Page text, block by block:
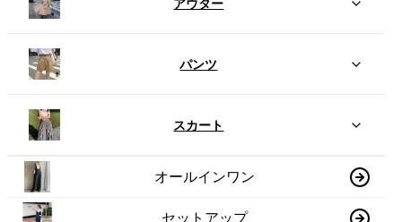
アウター
パンツ
スカート
オールインワン
セットアップ